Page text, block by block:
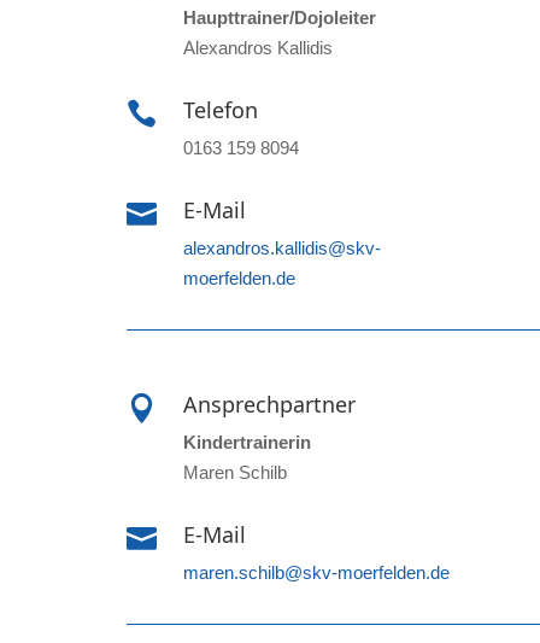
Haupttrainer/Dojoleiter
Alexandros Kallidis
 Telefon
0163 159 8094
 E-Mail
alexandros.kallidis@skv-
moerfelden.de
 Ansprechpartner
Kindertrainerin
Maren Schilb
 E-Mail
maren.schilb@skv-moerfelden.de